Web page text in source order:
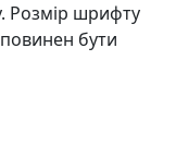
Розмір шрифту
бути